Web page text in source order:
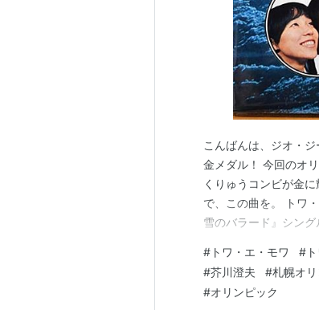
こんばんは、ジオ・
金メダル！ 今回のオ
くりゅうコンビが金
で、この曲を。 トワ
雪のバラード』シン
ングしております（
# トワ・エ・モワ #
#芥川澄夫 #札幌オ
#オリンピック